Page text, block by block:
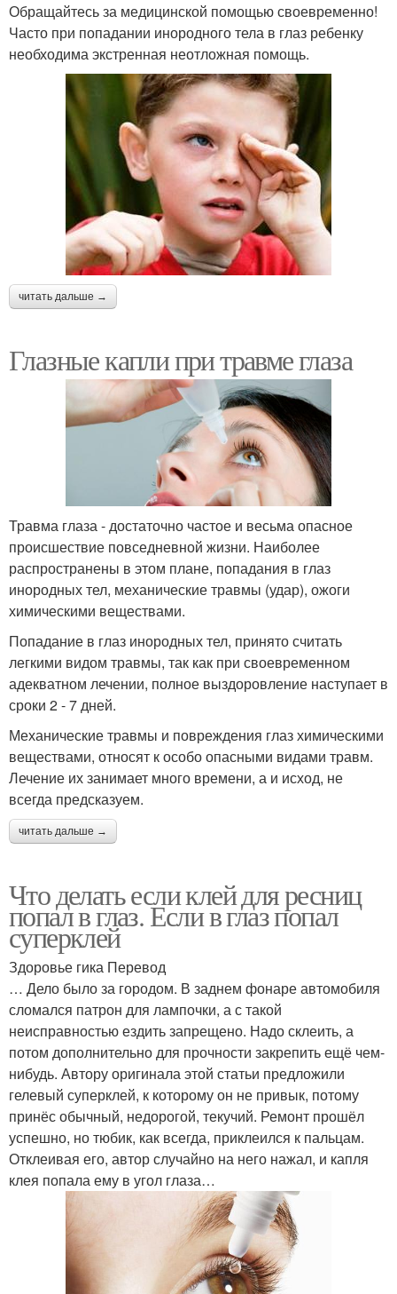
Обращайтесь за медицинской помощью своевременно!
Часто при попадании инородного тела в глаз ребенку
необходима экстренная неотложная помощь.
читать дальше →
Глазные капли при травме глаза
Травма глаза - достаточно частое и весьма опасное
происшествие повседневной жизни. Наиболее
распространены в этом плане, попадания в глаз
инородных тел, механические травмы (удар), ожоги
химическими веществами.
Попадание в глаз инородных тел, принято считать
легкими видом травмы, так как при своевременном
адекватном лечении, полное выздоровление наступает в
сроки 2 - 7 дней.
Механические травмы и повреждения глаз химическими
веществами, относят к особо опасными видами травм.
Лечение их занимает много времени, а и исход, не
всегда предсказуем.
читать дальше →
Что делать если клей для ресниц
попал в глаз. Если в глаз попал
суперклей
Здоровье гика Перевод
… Дело было за городом. В заднем фонаре автомобиля
сломался патрон для лампочки, а с такой
неисправностью ездить запрещено. Надо склеить, а
потом дополнительно для прочности закрепить ещё чем-
нибудь. Автору оригинала этой статьи предложили
гелевый суперклей, к которому он не привык, потому
принёс обычный, недорогой, текучий. Ремонт прошёл
успешно, но тюбик, как всегда, приклеился к пальцам.
Отклеивая его, автор случайно на него нажал, и капля
клея попала ему в угол глаза…